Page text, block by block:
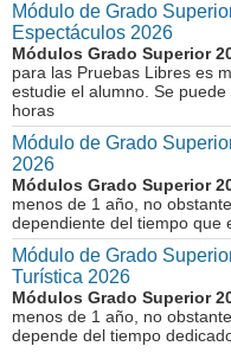
Módulo de Grado
Espectáculos 2026
Módulos Grado Superior
para las Pruebas Libres es
estudie el alumno. Se
horas
Módulo de Grado
2026
Módulos Grado Superior
menos de 1 año, no
dependiente del tiempo
Módulo de Grado
Turística 2026
Módulos Grado Superior
menos de 1 año, no
depende del tiempo